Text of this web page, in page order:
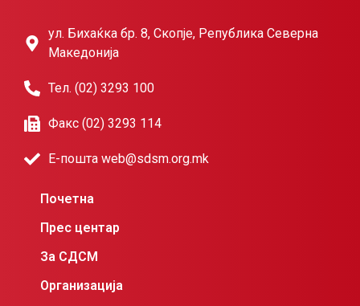
ул. Бихаќка бр. 8, Скопје, Република Северна
Македонија
Тел. (02) 3293 100
Факс (02) 3293 114
Е-пошта web@sdsm.org.mk
Почетна
Прес центар
За СДСМ
Организација